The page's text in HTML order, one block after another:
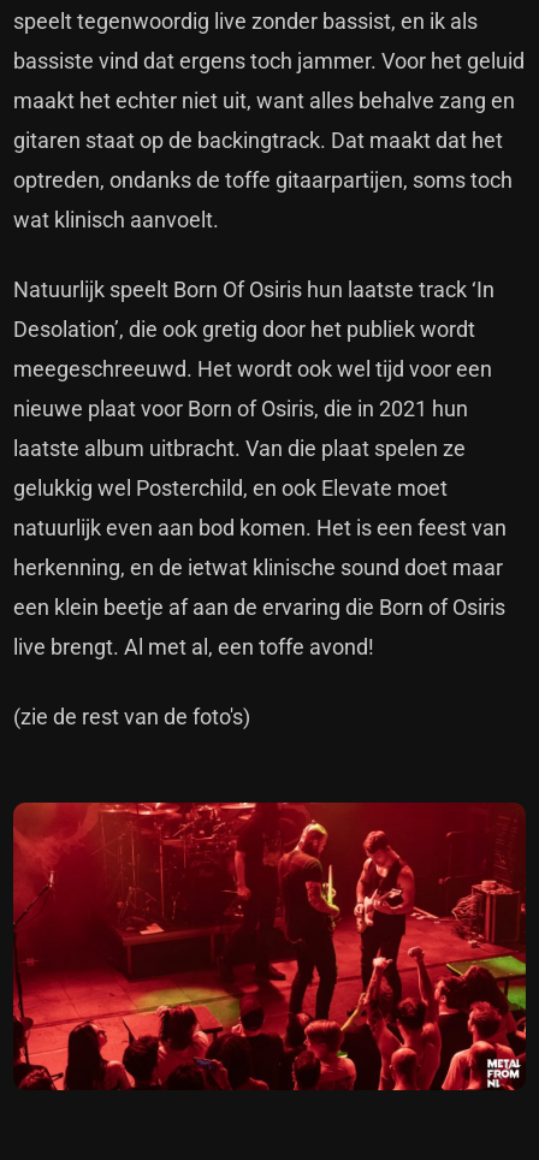
speelt tegenwoordig live zonder bassist, en ik als
bassiste vind dat ergens toch jammer. Voor het geluid
maakt het echter niet uit, want alles behalve zang en
gitaren staat op de backingtrack. Dat maakt dat het
optreden, ondanks de toffe gitaarpartijen, soms toch
wat klinisch aanvoelt.
Natuurlijk speelt Born Of Osiris hun laatste track ‘In
Desolation’, die ook gretig door het publiek wordt
meegeschreeuwd. Het wordt ook wel tijd voor een
nieuwe plaat voor Born of Osiris, die in 2021 hun
laatste album uitbracht. Van die plaat spelen ze
gelukkig wel Posterchild, en ook Elevate moet
natuurlijk even aan bod komen. Het is een feest van
herkenning, en de ietwat klinische sound doet maar
een klein beetje af aan de ervaring die Born of Osiris
live brengt. Al met al, een toffe avond!
(zie de rest van de foto's)